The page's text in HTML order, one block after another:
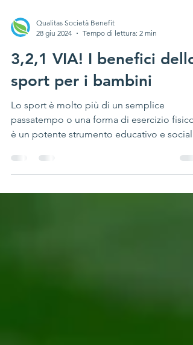
Qualitas Società Benefit
28 giu 2024
Tempo di lettura: 2 min
3,2,1 VIA! I benefici dello
sport per i bambini
passatempo o una forma di esercizio fisico:
è un potente strumento educativo e sociale
che può trasforma